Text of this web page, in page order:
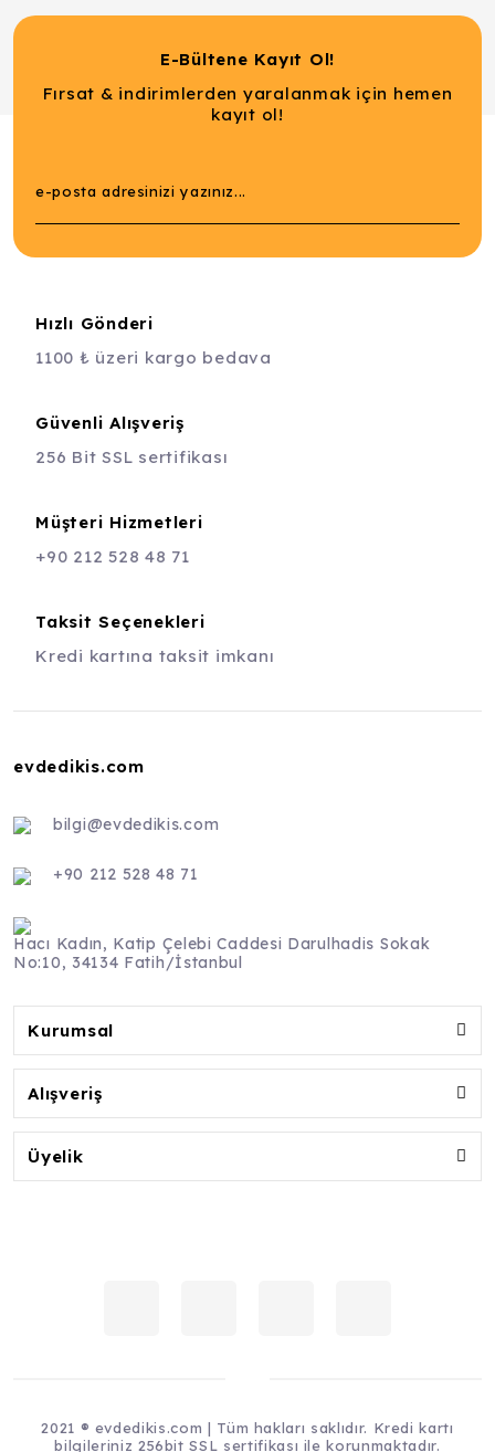
E-Bültene Kayıt Ol!
Fırsat & indirimlerden yaralanmak için hemen
kayıt ol!
Hızlı Gönderi
1100 ₺ üzeri kargo bedava
Güvenli Alışveriş
256 Bit SSL sertifikası
Müşteri Hizmetleri
+90 212 528 48 71
Taksit Seçenekleri
Kredi kartına taksit imkanı
evdedikis.com
bilgi@evdedikis.com
+90 212 528 48 71
Hacı Kadın, Katip Çelebi Caddesi Darulhadis Sokak
No:10, 34134 Fatih/İstanbul
Kurumsal
Alışveriş
Üyelik
2021 ® evdedikis.com | Tüm hakları saklıdır. Kredi kartı
bilgileriniz 256bit SSL sertifikası ile korunmaktadır.